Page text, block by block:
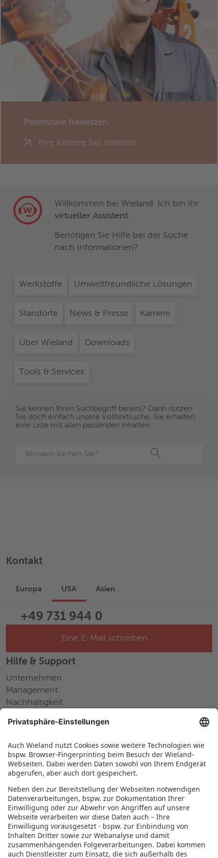
Potenziale freisetzen.
Ihre Karriere bei Wieland
Willkommen bei Wieland. Ich bin Ihr
virtueller Assistent.
Benötigen Sie Hilfe bei der Suche
nach Informationen?
Werkstoffe Umweltfreundliche Lösungen
Standorte News & Presse Karriere
Über Wieland Downloads
Tools & Services
Sie kennen Ihren Suchbegriff bereits? Dann nutzen
Sie doch einfach unsere Volltextsuche. Sie erhalten
eine Liste mit allen passenden Inhalten.
Kontakt
Europa USA Asien
+49 731 944 0
Eine E-Mail schreiben
Hilfe & Support
Unternehmen
Management
Nachhaltigkeit
Messen und Events
Karriere
Arbeiten bei Wieland
Jobs Europa
Jobs Nordamerika
Jobs Asien